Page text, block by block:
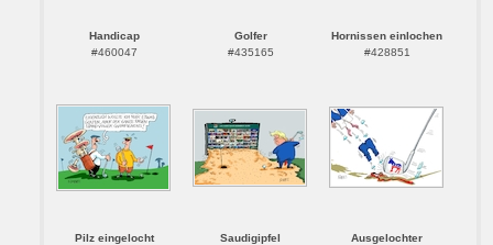
Handicap
#460047
Golfer
#435165
Hornissen einlochen
#428851
Pilz eingelocht
Saudigipfel
Ausgelochter